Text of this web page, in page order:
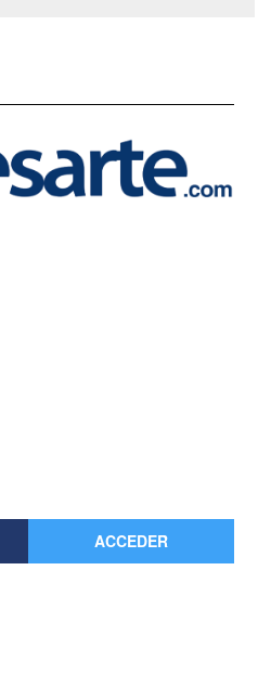
ACCEDER